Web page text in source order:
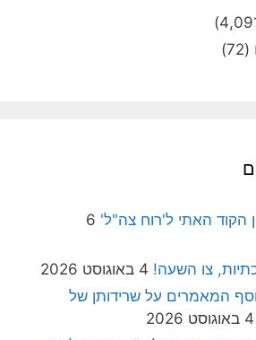
(72)
הקוד האתי ל'רוח צה"ל' 6
צו השעה! 4 באוגוסט 2026
המאמרים על שרידותן של
4 באוגוסט 2026